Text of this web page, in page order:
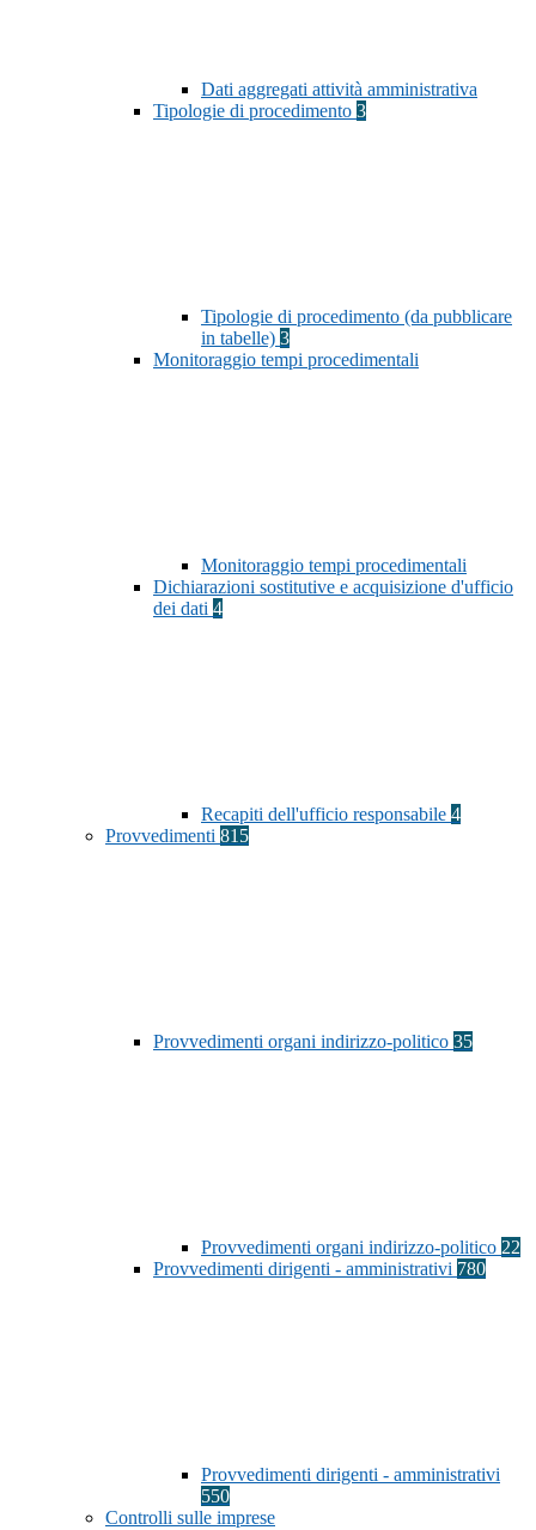
Dati aggregati attività amministrativa
Tipologie di procedimento 3
Tipologie di procedimento (da pubblicare
in tabelle) 3
Monitoraggio tempi procedimentali
Monitoraggio tempi procedimentali
Dichiarazioni sostitutive e acquisizione d'ufficio
dei dati 4
Recapiti dell'ufficio responsabile 4
Provvedimenti 815
Provvedimenti organi indirizzo-politico 35
Provvedimenti organi indirizzo-politico 22
Provvedimenti dirigenti - amministrativi 780
Provvedimenti dirigenti - amministrativi
550
Controlli sulle imprese